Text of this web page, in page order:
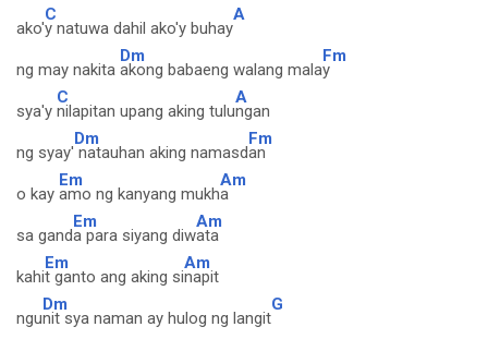
ako'
C
y natuwa dahil ako'y buhay
A
ng may nakita
Dm
akong babaeng walang mala
Fm
y
sya'y
C
nilapitan upang aking tulu
A
ngan
ng syay'
Dm
natauhan aking namasd
Fm
an
o kay
Em
amo ng kanyang mukh
Am
a
sa gand
Em
a para siyang diw
Am
ata
kahi
Em
t ganto ang aking si
Am
napit
ngu
Dm
nit sya naman ay hulog ng langit
G